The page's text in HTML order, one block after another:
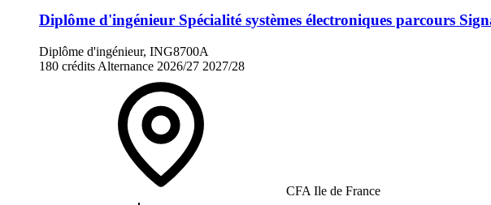
Diplôme d'ingénieur Spécialité systèmes électroniques parcours
Diplôme d'ingénieur, ING8700A
180 crédits Alternance 2026/27 2027/28
CFA Ile de France